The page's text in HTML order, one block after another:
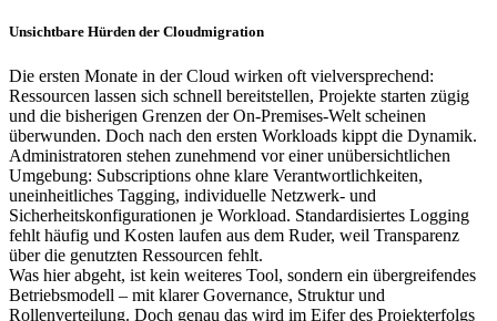
Unsichtbare Hürden der Cloudmigration
Die ersten Monate in der Cloud wirken oft vielversprechend:
Ressourcen lassen sich schnell bereitstellen, Projekte starten zügig
und die bisherigen Grenzen der On-Premises-Welt scheinen
überwunden. Doch nach den ersten Workloads kippt die Dynamik.
Administratoren stehen zunehmend vor einer unübersichtlichen
Umgebung: Subscriptions ohne klare Verantwortlichkeiten,
uneinheitliches Tagging, individuelle Netzwerk- und
Sicherheitskonfigurationen je Workload. Standardisiertes Logging
fehlt häufig und Kosten laufen aus dem Ruder, weil Transparenz
über die genutzten Ressourcen fehlt.
Was hier abgeht, ist kein weiteres Tool, sondern ein übergreifendes
Betriebsmodell – mit klarer Governance, Struktur und
Rollenverteilung. Doch genau das wird im Eifer des Projekterfolgs